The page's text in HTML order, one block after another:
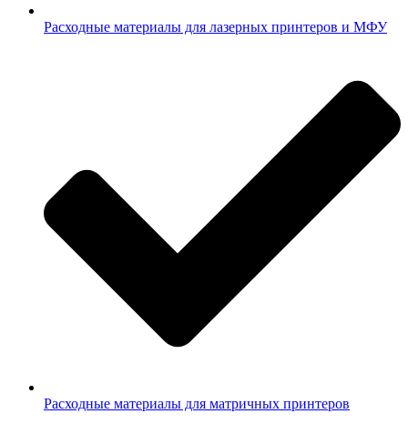
Расходные материалы для лазерных принтеров и МФУ
Расходные материалы для матричных принтеров